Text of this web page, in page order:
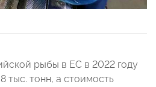
рыбы в ЕС в 2022 году
тыс. тонн, а стоимость